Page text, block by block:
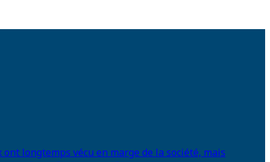
longtemps vécu en marge de la société, mais